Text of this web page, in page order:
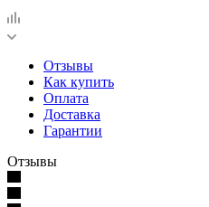
Отзывы
Как купить
Оплата
Доставка
Гарантии
Отзывы